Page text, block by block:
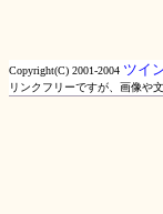
Copyright(C) 2001-2004 ツイ
リンクフリーですが、画像や